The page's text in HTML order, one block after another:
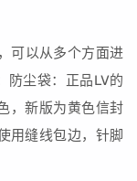
可以从多个方面进
防尘袋：正品LV的
，新版为黄色信封
用缝线包边，针脚